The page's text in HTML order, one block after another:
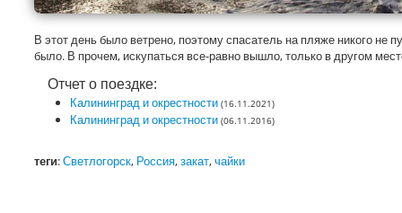
В этот день было ветрено, поэтому спасатель на пляже никого не
было. В прочем, искупаться все-равно вышло, только в другом
Отчет о поездке:
Калининград и окрестности (16.11.2021)
Калининград и окрестности (06.11.2016)
теги:Светлогорск, Россия,закат,чайки